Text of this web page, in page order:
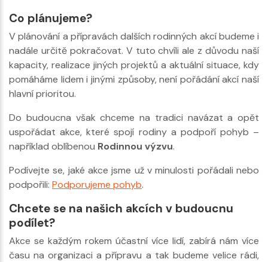
Co plánujeme?
V plánování a přípravách dalších rodinných akcí budeme i
nadále určitě pokračovat. V tuto chvíli ale z důvodu naší
kapacity, realizace jiných projektů a aktuální situace, kdy
pomáháme lidem i jinými způsoby, není pořádání akcí naší
hlavní prioritou.
Do budoucna však chceme na tradici navázat a opět
uspořádat akce, které spojí rodiny a podpoří pohyb –
například oblíbenou Rodinnou výzvu.
Podívejte se, jaké akce jsme už v minulosti pořádali nebo
podpořili: Podporujeme pohyb.
Chcete se na našich akcích v budoucnu
podílet?
Akce se každým rokem účastní více lidí, zabírá nám více
času na organizaci a přípravu a tak budeme velice rádi,